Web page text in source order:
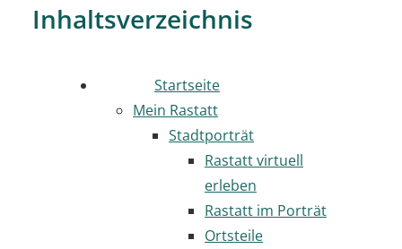
Inhaltsverzeichnis
Startseite
Mein Rastatt
Stadtporträt
Rastatt virtuell
erleben
Rastatt im Porträt
Ortsteile